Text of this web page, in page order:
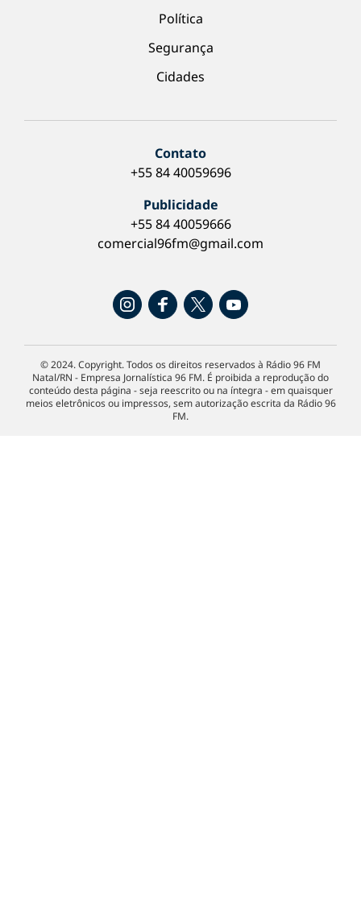
Política
Segurança
Cidades
Contato
+55 84 40059696
Publicidade
+55 84 40059666
comercial96fm@gmail.com
© 2024. Copyright. Todos os direitos reservados à Rádio 96 FM
Natal/RN - Empresa Jornalística 96 FM. É proibida a reprodução do
conteúdo desta página - seja reescrito ou na íntegra - em quaisquer
meios eletrônicos ou impressos, sem autorização escrita da Rádio 96
FM.